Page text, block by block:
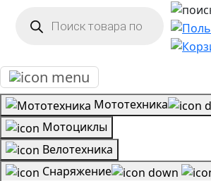
товаров
Мототехника
Мотоциклы
Велотехника
Снаряжение